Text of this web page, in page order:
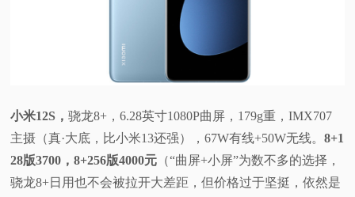
小米12S，骁龙8+，6.28英寸1080P曲屏，179g重，IMX707
主摄（真·大底，比小米13还强），67W有线+50W无线。8+1
28版3700，8+256版4000元 （“曲屏+小屏”为数不多的选择，
骁龙8+日用也不会被拉开大差距，但价格过于坚挺，依然是